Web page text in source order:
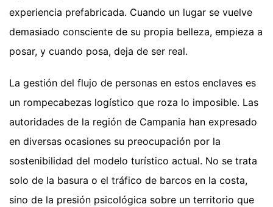
experiencia prefabricada. Cuando un lugar se vuelve
demasiado consciente de su propia belleza, empieza a
posar, y cuando posa, deja de ser real.
La gestión del flujo de personas en estos enclaves es
un rompecabezas logístico que roza lo imposible. Las
autoridades de la región de Campania han expresado
en diversas ocasiones su preocupación por la
sostenibilidad del modelo turístico actual. No se trata
solo de la basura o el tráfico de barcos en la costa,
sino de la presión psicológica sobre un territorio que